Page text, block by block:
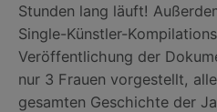
Stunden lang läuft!
Single-Künstler-
Veröffentlichung der
nur 3 Frauen vorgestellt,
gesamten Geschichte der